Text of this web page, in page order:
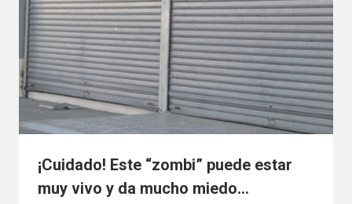
¡Cuidado! Este “zombi” puede estar
muy vivo y da mucho miedo…